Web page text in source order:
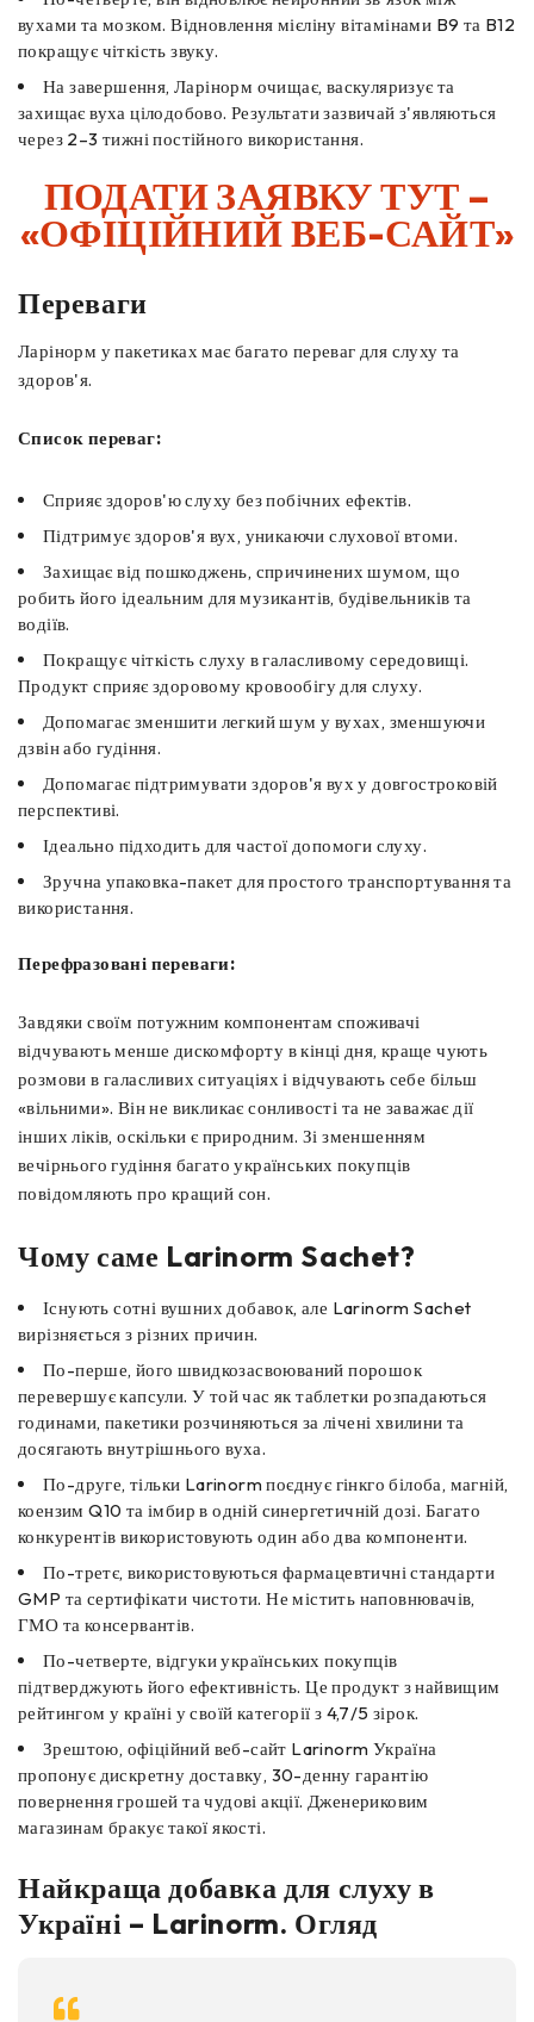
вухами та мозком. Відновлення мієліну вітамінами B9 та B12
покращує чіткість звуку.
На завершення, Ларінорм очищає, васкуляризує та
захищає вуха цілодобово. Результати зазвичай з'являються
через 2–3 тижні постійного використання.
ПОДАТИ ЗАЯВКУ ТУТ –
«ОФІЦІЙНИЙ ВЕБ-САЙТ»
Переваги
Ларінорм у пакетиках має багато переваг для слуху та
здоров'я.
Список переваг:
Сприяє здоров'ю слуху без побічних ефектів.
Підтримує здоров'я вух, уникаючи слухової втоми.
Захищає від пошкоджень, спричинених шумом, що
робить його ідеальним для музикантів, будівельників та
водіїв.
Покращує чіткість слуху в галасливому середовищі.
Продукт сприяє здоровому кровообігу для слуху.
Допомагає зменшити легкий шум у вухах, зменшуючи
дзвін або гудіння.
Допомагає підтримувати здоров'я вух у довгостроковій
перспективі.
Ідеально підходить для частої допомоги слуху.
Зручна упаковка-пакет для простого транспортування та
використання.
Перефразовані переваги:
Завдяки своїм потужним компонентам споживачі
відчувають менше дискомфорту в кінці дня, краще чують
розмови в галасливих ситуаціях і відчувають себе більш
«вільними». Він не викликає сонливості та не заважає дії
інших ліків, оскільки є природним. Зі зменшенням
вечірнього гудіння багато українських покупців
повідомляють про кращий сон.
Чому саме Larinorm Sachet?
Існують сотні вушних добавок, але Larinorm Sachet
вирізняється з різних причин.
По-перше, його швидкозасвоюваний порошок
перевершує капсули. У той час як таблетки розпадаються
годинами, пакетики розчиняються за лічені хвилини та
досягають внутрішнього вуха.
По-друге, тільки Larinorm поєднує гінкго білоба, магній,
коензим Q10 та імбир в одній синергетичній дозі. Багато
конкурентів використовують один або два компоненти.
По-третє, використовуються фармацевтичні стандарти
GMP та сертифікати чистоти. Не містить наповнювачів,
ГМО та консервантів.
По-четверте, відгуки українських покупців
підтверджують його ефективність. Це продукт з найвищим
рейтингом у країні у своїй категорії з 4,7/5 зірок.
Зрештою, офіційний веб-сайт Larinorm Україна
пропонує дискретну доставку, 30-денну гарантію
повернення грошей та чудові акції. Дженериковим
магазинам бракує такої якості.
Найкраща добавка для слуху в
Україні – Larinorm. Огляд